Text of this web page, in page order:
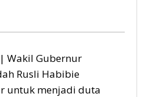
Darah
| Wakil Gubernur
Rusli Habibie
untuk menjadi duta